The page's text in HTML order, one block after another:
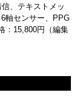
、テキストメッ
軸センサー、PPG
：15,800円（編集